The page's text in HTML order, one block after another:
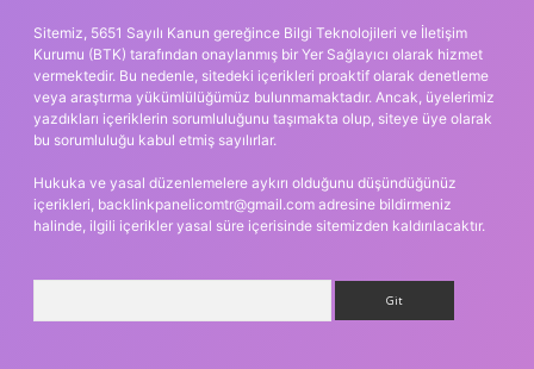
Sitemiz, 5651 Sayılı Kanun gereğince Bilgi Teknolojileri ve İletişim
Kurumu (BTK) tarafından onaylanmış bir Yer Sağlayıcı olarak hizmet
vermektedir. Bu nedenle, sitedeki içerikleri proaktif olarak denetleme
veya araştırma yükümlülüğümüz bulunmamaktadır. Ancak, üyelerimiz
yazdıkları içeriklerin sorumluluğunu taşımakta olup, siteye üye olarak
bu sorumluluğu kabul etmiş sayılırlar.
Hukuka ve yasal düzenlemelere aykırı olduğunu düşündüğünüz
içerikleri, backlinkpanelicomtr@gmail.com adresine bildirmeniz
halinde, ilgili içerikler yasal süre içerisinde sitemizden kaldırılacaktır.